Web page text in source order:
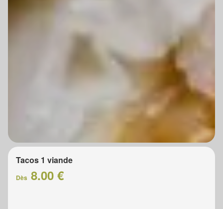
Tacos 1 viande
Dès 8.00 €